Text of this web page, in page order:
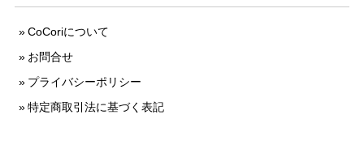
CoCoriについて
お問合せ
プライバシーポリシー
特定商取引法に基づく表記